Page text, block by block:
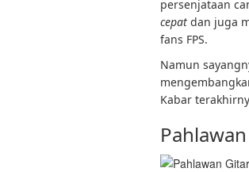
persenjataan
cepat dan juga
fans FPS.
Namun
Kabar